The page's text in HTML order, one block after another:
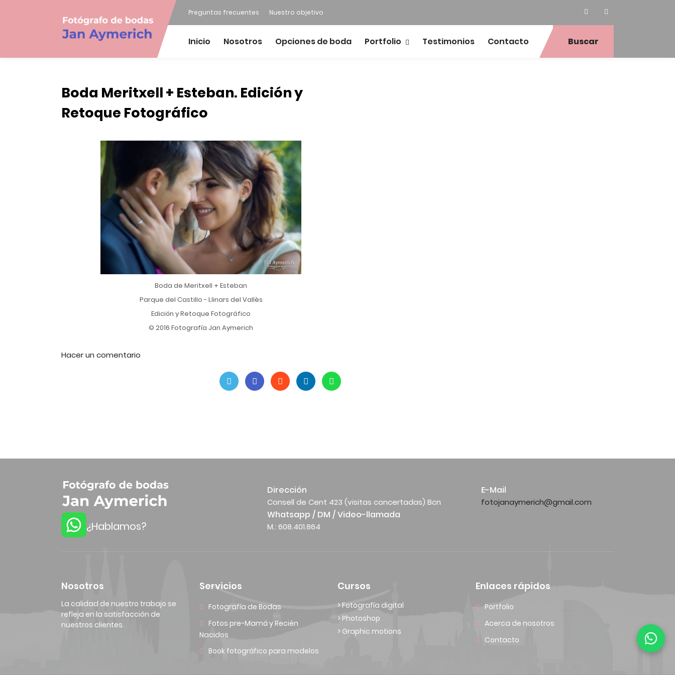
Preguntas frecuentes Nuestro objetivo
Inicio Nosotros Opciones de boda Portfolio Testimonios Contacto Buscar
Boda Meritxell + Esteban. Edición y
Retoque Fotográfico
Boda de Meritxell + Esteban
Parque del Castillo - Llinars del Vallès
Edición y Retoque Fotográfico
© 2016 Fotografía Jan Aymerich
Hacer un comentario
¿Hablamos?
Dirección
Consell de Cent 423 (visitas concertadas) Bcn
E-Mail
fotojanaymerich@gmail.com
Whatsapp / DM / Video-llamada
M.: 608.401.864
Nosotros
La calidad de nuestro trabajo se
refleja en la satisfacción de
nuestros clientes.
Servicios
Fotografía de Bodas
Fotos pre-Mamá y Recién
Nacidos
Book fotográfico para modelos
Cursos
> Fotografía digital
> Photoshop
> Graphic motions
Enlaces rápidos
Portfolio
Acerca de nosotros
Contacto